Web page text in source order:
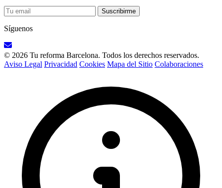
Suscribirme
Síguenos
© 2026 Tu reforma Barcelona. Todos los derechos reservados.
Aviso Legal Privacidad Cookies Mapa del Sitio Colaboraciones